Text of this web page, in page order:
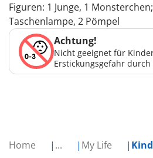
Home ... My Life
Figuren: 1 Junge, 1
Taschenlampe, 2 Pömpel
Achtung!
Nicht geeignet für
Erstickungsgefahr